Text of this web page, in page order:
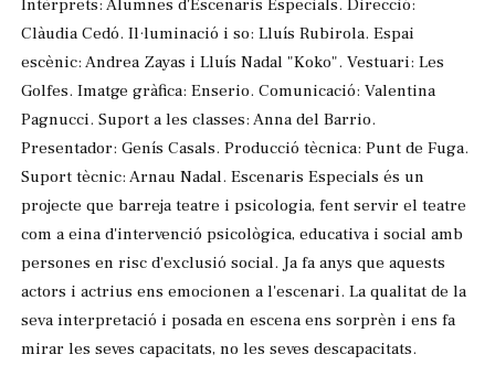
Intèrprets: Alumnes d'Escenaris Especials. Direcció:
Clàudia Cedó. Il·luminació i so: Lluís Rubirola. Espai
escènic: Andrea Zayas i Lluís Nadal "Koko". Vestuari: Les
Golfes. Imatge gràfica: Enserio. Comunicació: Valentina
Pagnucci. Suport a les classes: Anna del Barrio.
Presentador: Genís Casals. Producció tècnica: Punt de Fuga.
Suport tècnic: Arnau Nadal. Escenaris Especials és un
projecte que barreja teatre i psicologia, fent servir el teatre
com a eina d'intervenció psicològica, educativa i social amb
persones en risc d'exclusió social. Ja fa anys que aquests
actors i actrius ens emocionen a l'escenari. La qualitat de la
seva interpretació i posada en escena ens sorprèn i ens fa
mirar les seves capacitats, no les seves descapacitats.